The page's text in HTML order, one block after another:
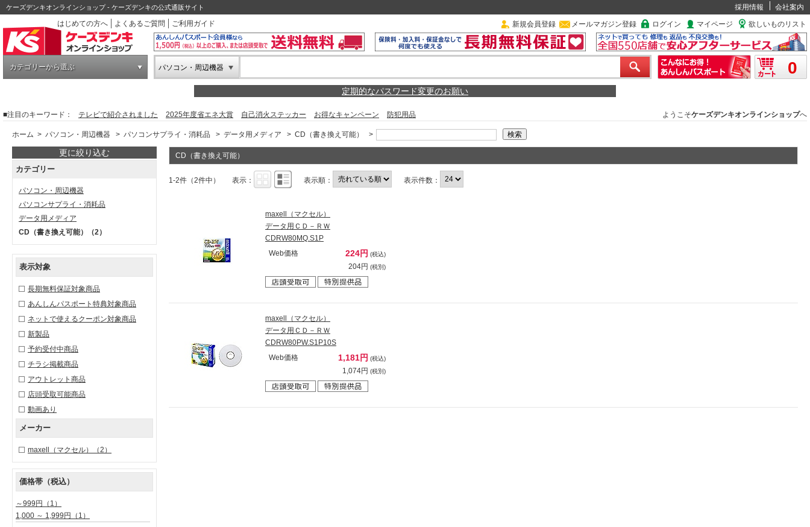
ケーズデンキオンラインショップ - ケーズデンキの公式通販サイト 採用情報
会社案内
はじめての方へ
よくあるご質問 ご利用ガイド 新規会員登録 メールマガジン登録 ログイン マイページ 欲しいものリスト
カテゴリーから選ぶ パソコン・周辺機器 0
定期的なパスワード変更のお願い
■注目のキーワード： テレビで紹介されました 2025年度省エネ大賞 自己消火ステッカー お得なキャンペーン 防犯用品 ようこそケーズデンキオンラインショップへ
ホーム > パソコン・周辺機器 > パソコンサプライ・消耗品 > データ用メディア > CD（書き換え可能） >
更に絞り込む
カテゴリー
パソコン・周辺機器
パソコンサプライ・消耗品
データ用メディア
CD（書き換え可能）
（2）
表示対象
長期無料保証対象商品
あんしんパスポート特典対象商品
ネットで使えるクーポン対象商品
新製品
予約受付中商品
チラシ掲載商品
アウトレット商品
店頭受取可能商品
動画あり
メーカー
maxell（マクセル） （2）
価格帯（税込）
～999円
（1）
1,000 ～ 1,999円
（1）
CD（書き換え可能）
1-2件（2件中） 表示： 表示順： 表示件数：
maxell（マクセル）
データ用ＣＤ－ＲＷ
CDRW80MQ.S1P
Web価格
224円 (税込)
204円 (税別)
maxell（マクセル）
データ用ＣＤ－ＲＷ
CDRW80PW.S1P10S
Web価格
1,181円 (税込)
1,074円 (税別)